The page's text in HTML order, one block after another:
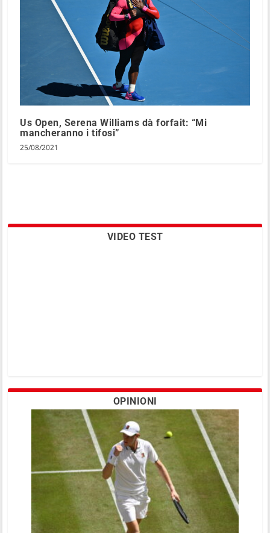
Us Open, Serena Williams dà forfait: “Mi
mancheranno i tifosi”
25/08/2021
VIDEO TEST
OPINIONI